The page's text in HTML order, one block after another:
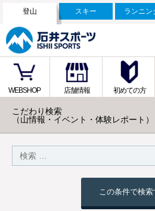
登山 スキー ランニン
WEBSHOP 店舗情報 初めての方
こだわり検索
（山情報・イベント・体験レポート）
この条件で検索